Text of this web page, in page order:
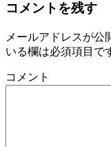
コメントを残す
メールアドレスが公
いる欄は必須項目で
コメント